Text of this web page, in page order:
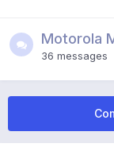
Motorola
36 messages